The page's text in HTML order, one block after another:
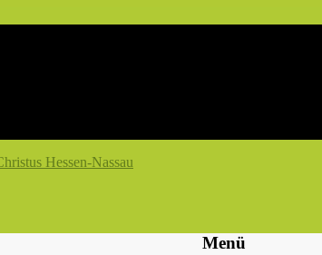
Menü